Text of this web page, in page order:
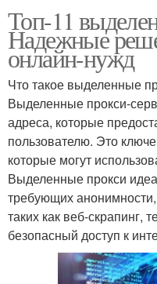
Топ-11
Надежные
онлайн-нужд
Что такое выделенные
Выделенные прокси-
адреса, которые
пользователю. Это
которые могут
Выделенные прокси
требующих анонимности,
таких как веб-скрапинг,
безопасный доступ к